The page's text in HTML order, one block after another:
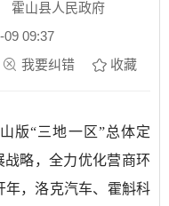
霍山县人民政府
09 09:37
我要纠错 收藏
版“三地一区”总体定
战略，全力优化营商环
年，洛克汽车、霍斛科